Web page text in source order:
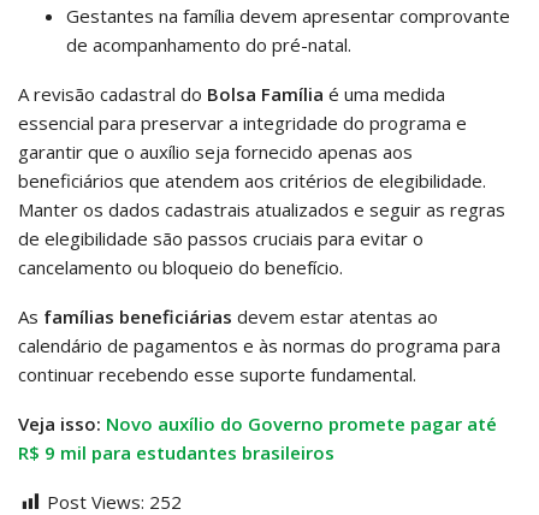
Gestantes na família devem apresentar comprovante
de acompanhamento do pré-natal.
A revisão cadastral do Bolsa Família é uma medida
essencial para preservar a integridade do programa e
garantir que o auxílio seja fornecido apenas aos
beneficiários que atendem aos critérios de elegibilidade.
Manter os dados cadastrais atualizados e seguir as regras
de elegibilidade são passos cruciais para evitar o
cancelamento ou bloqueio do benefício.
As famílias beneficiárias devem estar atentas ao
calendário de pagamentos e às normas do programa para
continuar recebendo esse suporte fundamental.
Veja isso: Novo auxílio do Governo promete pagar até
R$ 9 mil para estudantes brasileiros
Post Views: 252